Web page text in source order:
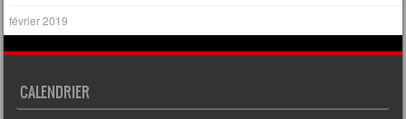
février 2019
CALENDRIER